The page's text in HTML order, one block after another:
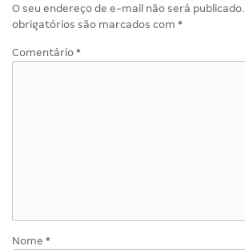
O seu endereço de e-mail não será publicado.
obrigatórios são marcados com *
Comentário *
Nome *